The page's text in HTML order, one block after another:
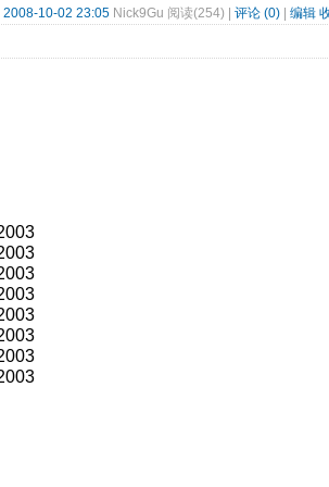
2008-10-02 23:05Nick9Gu 阅读(254) | 评论 (0)| 编辑